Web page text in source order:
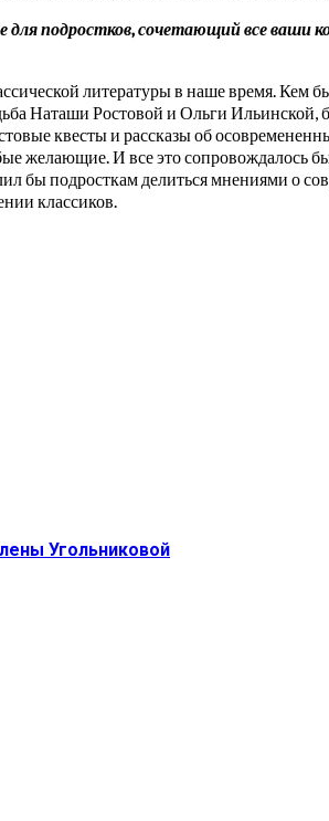
подростков, сочетающий все ваши
литературы в наше время.
Наташи Ростовой и Ольги
квесты и рассказы об
желающие. И все это сопровождалось
бы подросткам делиться мнениями о
классиков.
Угольниковой